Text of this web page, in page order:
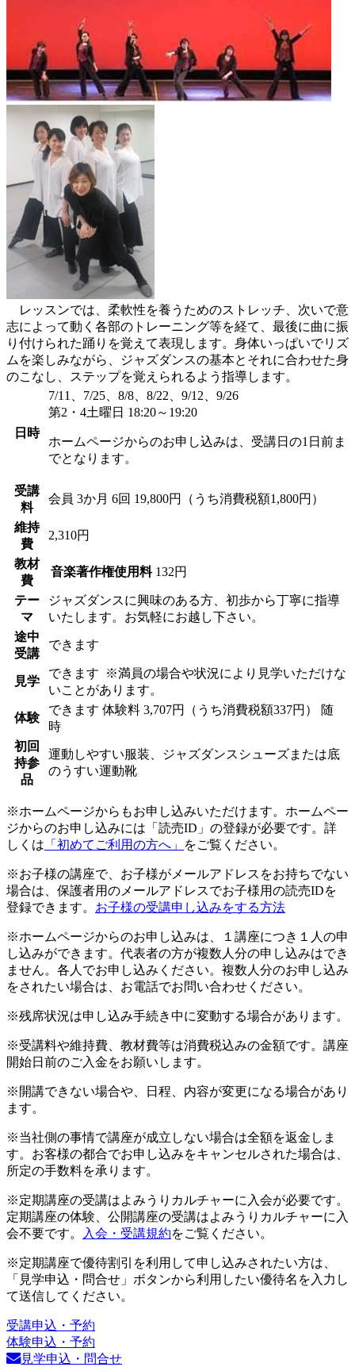
レッスンでは、柔軟性を養うためのストレッチ、次いで意
志によって動く各部のトレーニング等を経て、最後に曲に振
り付けられた踊りを覚えて表現します。身体いっぱいでリズ
ムを楽しみながら、ジャズダンスの基本とそれに合わせた身
のこなし、ステップを覚えられるよう指導します。
日時
7/11、7/25、8/8、8/22、9/12、9/26
第2・4土曜日 18:20～19:20
ホームページからのお申し込みは、受講日の1日前ま
でとなります。
受講
料
会員 3か月 6回 19,800円（うち消費税額1,800円）
維持
費
2,310円
教材
費
音楽著作権使用料 132円
テー
マ
ジャズダンスに興味のある方、初歩から丁寧に指導
いたします。お気軽にお越し下さい。
途中
受講
できます
見学
できます
※満員の場合や状況により見学いただけな
いことがあります。
体験
できます 体験料 3,707円（うち消費税額337円）
随
時
初回
持参
品
運動しやすい服装、ジャズダンスシューズまたは底
のうすい運動靴
※ホームページからもお申し込みいただけます。ホームペー
ジからのお申し込みには「読売ID」の登録が必要です。詳
しくは 「初めてご利用の方へ」 をご覧ください。
※お子様の講座で、お子様がメールアドレスをお持ちでない
場合は、保護者用のメールアドレスでお子様用の読売IDを
登録できます。 お子様の受講申し込みをする方法
※ホームページからのお申し込みは、１講座につき１人の申
し込みができます。代表者の方が複数人分の申し込みはでき
ません。各人でお申し込みください。複数人分のお申し込み
をされたい場合は、お電話でお問い合わせください。
※残席状況は申し込み手続き中に変動する場合があります。
※受講料や維持費、教材費等は消費税込みの金額です。講座
開始日前のご入金をお願いします。
※開講できない場合や、日程、内容が変更になる場合があり
ます。
※当社側の事情で講座が成立しない場合は全額を返金しま
す。お客様の都合でお申し込みをキャンセルされた場合は、
所定の手数料を承ります。
※定期講座の受講はよみうりカルチャーに入会が必要です。
定期講座の体験、公開講座の受講はよみうりカルチャーに入
会不要です。
入会・受講規約をご覧ください。
※定期講座で優待割引を利用して申し込みされたい方は、
「見学申込・問合せ」ボタンから利用したい優待名を入力し
て送信してください。
受講申込・予約
体験申込・予約
見学申込・問合せ